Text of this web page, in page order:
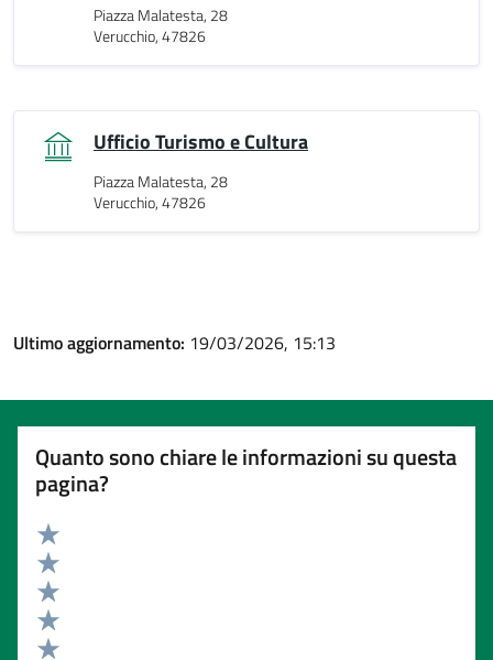
Piazza Malatesta, 28
Verucchio, 47826
Ufficio Turismo e Cultura
Piazza Malatesta, 28
Verucchio, 47826
Ultimo aggiornamento: 19/03/2026, 15:13
Quanto sono chiare le informazioni su questa
pagina?
Valuta 5 stelle su 5
Valuta 4 stelle su 5
Valuta 3 stelle su 5
Valuta 2 stelle su 5